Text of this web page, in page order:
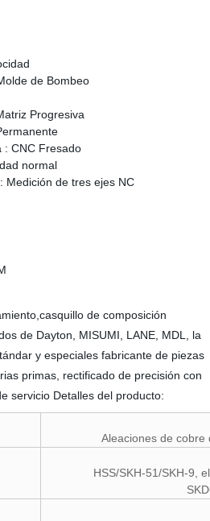
de Bombeo
Progresiva
: CNC Fresado
normal
Medición de tres ejes NC
de composición
de Dayton, MISUMI, LANE, MDL, la
y especiales fabricante de piezas
primas, rectificado de precisión con
servicio Detalles del producto:
Aleaciones de
HSS/SKH-51/SKH-9,